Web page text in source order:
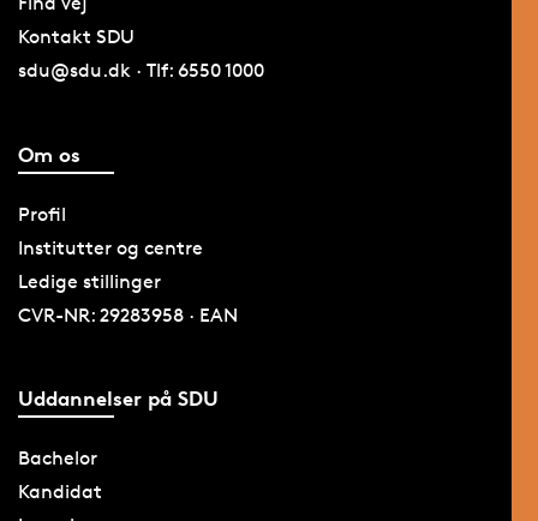
Kontakt SDU
sdu@sdu.dk · Tlf: 6550 1000
Om os
Profil
Institutter og centre
Ledige stillinger
CVR-NR: 29283958 · EAN
Uddannelser på SDU
Bachelor
Kandidat